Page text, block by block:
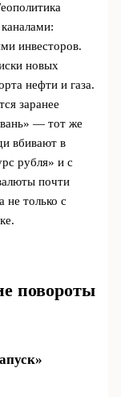
инвесторов.
новых
нефти и газа.
заранее
— тот же
вбивают в
рубля» и с
почти
не только с
повороты